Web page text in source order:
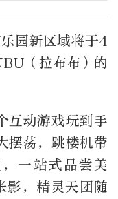
园新区域将于4
（拉布布）的
互动游戏玩到手
摆荡，跳楼机带
一站式品尝美
影，精灵天团随